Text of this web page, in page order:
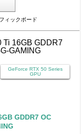
ィックボード
GeForce RTX 50 Series
GPU
GDDR7 OC